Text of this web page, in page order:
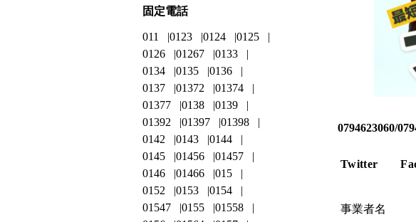
0794623060/
Twitter
事業者名
固定電話
011 0123 0124
0125
0126
01267
0133
0134
0135
0136
0137
01372
01374
01377
0138
0139
01392
01397
01398
0142
0143
0144
0145
01456
01457
0146
01466
015
0152
0153
0154
01547
0155
01558